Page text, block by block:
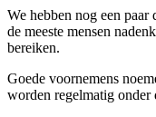
We hebben nog een paar
de meeste mensen
bereiken.
Goede voornemens
worden regelmatig onder